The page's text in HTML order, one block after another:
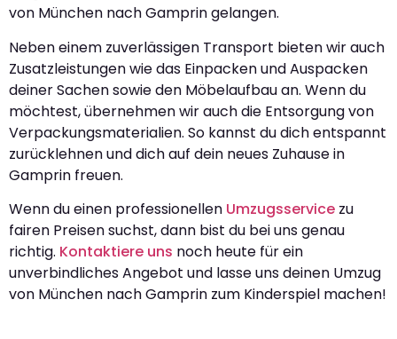
von München nach Gamprin gelangen.
Neben einem zuverlässigen Transport bieten wir auch
Zusatzleistungen wie das Einpacken und Auspacken
deiner Sachen sowie den Möbelaufbau an. Wenn du
möchtest, übernehmen wir auch die Entsorgung von
Verpackungsmaterialien. So kannst du dich entspannt
zurücklehnen und dich auf dein neues Zuhause in
Gamprin freuen.
Wenn du einen professionellen Umzugsservice zu
fairen Preisen suchst, dann bist du bei uns genau
richtig. Kontaktiere uns noch heute für ein
unverbindliches Angebot und lasse uns deinen Umzug
von München nach Gamprin zum Kinderspiel machen!